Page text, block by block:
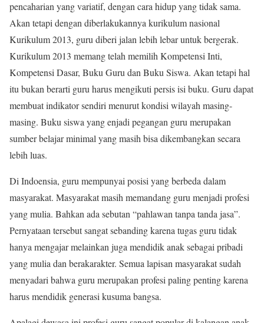
pencaharian yang variatif, dengan cara hidup yang tidak sama.
Akan tetapi dengan diberlakukannya kurikulum nasional
Kurikulum 2013, guru diberi jalan lebih lebar untuk bergerak.
Kurikulum 2013 memang telah memilih Kompetensi Inti,
Kompetensi Dasar, Buku Guru dan Buku Siswa. Akan tetapi hal
itu bukan berarti guru harus mengikuti persis isi buku. Guru dapat
membuat indikator sendiri menurut kondisi wilayah masing-
masing. Buku siswa yang enjadi pegangan guru merupakan
sumber belajar minimal yang masih bisa dikembangkan secara
lebih luas.
Di Indoensia, guru mempunyai posisi yang berbeda dalam
masyarakat. Masyarakat masih memandang guru menjadi profesi
yang mulia. Bahkan ada sebutan “pahlawan tanpa tanda jasa”.
Pernyataan tersebut sangat sebanding karena tugas guru tidak
hanya mengajar melainkan juga mendidik anak sebagai pribadi
yang mulia dan berakarakter. Semua lapisan masyarakat sudah
menyadari bahwa guru merupakan profesi paling penting karena
harus mendidik generasi kusuma bangsa.